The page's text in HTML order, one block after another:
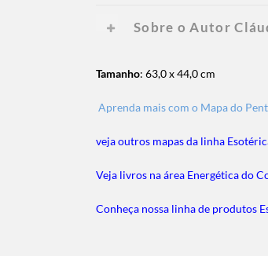
Sobre o Autor
Tamanho: 63,0 x 44,0 cm
Aprenda mais com o Mapa do
veja outros mapas da linha
Veja livros na área Energética do
Conheça nossa linha de produtos